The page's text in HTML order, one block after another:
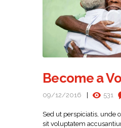
Become a
09/12/2016 531
Sed ut perspiciatis, unde
sit voluptatem